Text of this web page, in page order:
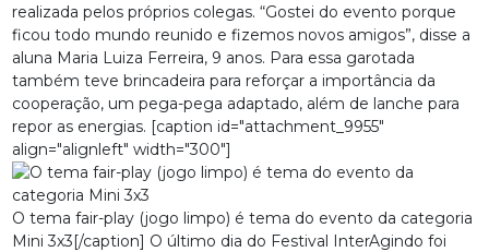
realizada pelos próprios colegas. “Gostei do evento porque
ficou todo mundo reunido e fizemos novos amigos”, disse a
aluna Maria Luiza Ferreira, 9 anos. Para essa garotada
também teve brincadeira para reforçar a importância da
cooperação, um pega-pega adaptado, além de lanche para
repor as energias. [caption id="attachment_9955"
align="alignleft" width="300"]
O tema fair-play (jogo limpo) é tema do evento da categoria
Mini 3x3[/caption] O último dia do Festival InterAgindo foi